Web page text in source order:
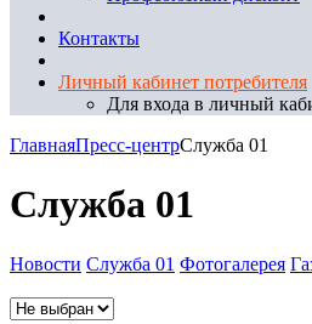
Контакты
Личный кабинет потребителя
Для входа в личный
ГлавнаяПресс-центрСлужба 01
Служба 01
Новости Служба 01 Фотогалерея